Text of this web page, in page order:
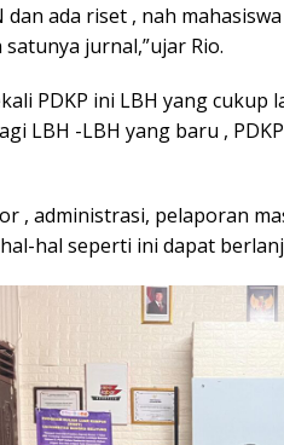
dan ada riset , nah
jurnal,”ujar Rio.
PDKP ini LBH yang cukup
LBH -LBH yang baru ,
, administrasi, pelaporan
hal seperti ini dapat